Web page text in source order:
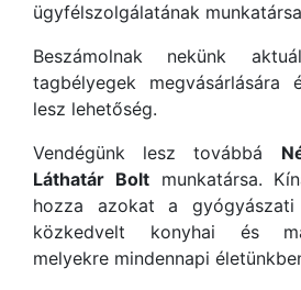
ügyfélszolgálatának
Beszámolnak nekünk
tagbélyegek
lesz lehetőség.
Vendégünk lesz továbbá
Láthatár Boltmunkatársa.
hozza azokat a gyógyászati
közkedvelt konyhai és
melyekre mindennapi